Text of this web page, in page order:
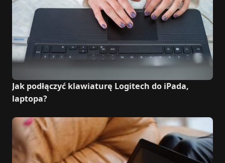
Jak podłączyć klawiaturę Logitech do iPada,
laptopa?